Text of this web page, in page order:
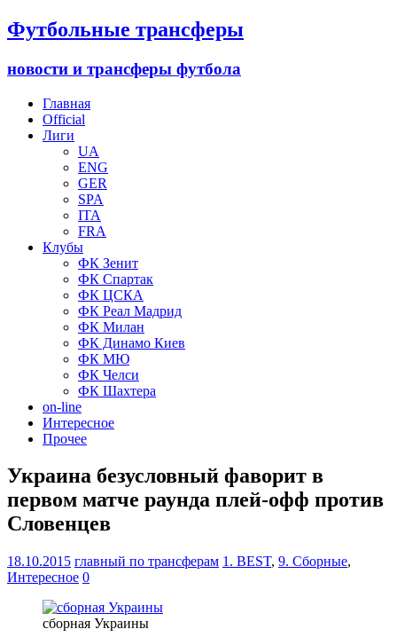
Футбольные трансферы
новости и трансферы футбола
Главная
Official
Лиги
UA
ENG
GER
SPA
ITA
FRA
Клубы
ФК Зенит
ФК Спартак
ФК ЦСКА
ФК Реал Мадрид
ФК Милан
ФК Динамо Киев
ФК МЮ
ФК Челси
ФК Шахтера
on-line
Интересное
Прочее
Украина безусловный фаворит в
первом матче раунда плей-офф против
Словенцев
18.10.2015 главный по трансферам 1. BEST, 9. Сборные,
Интересное 0
сборная Украины